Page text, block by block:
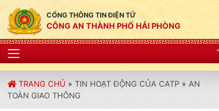
CỔNG THÔNG TIN ĐIỆN TỬ
CÔNG AN THÀNH PHỐ HẢI PHÒNG
"CÔNG AN
TRANG CHỦ » TIN HOẠT ĐỘNG CỦA CATP » AN
TOÀN GIAO THÔNG